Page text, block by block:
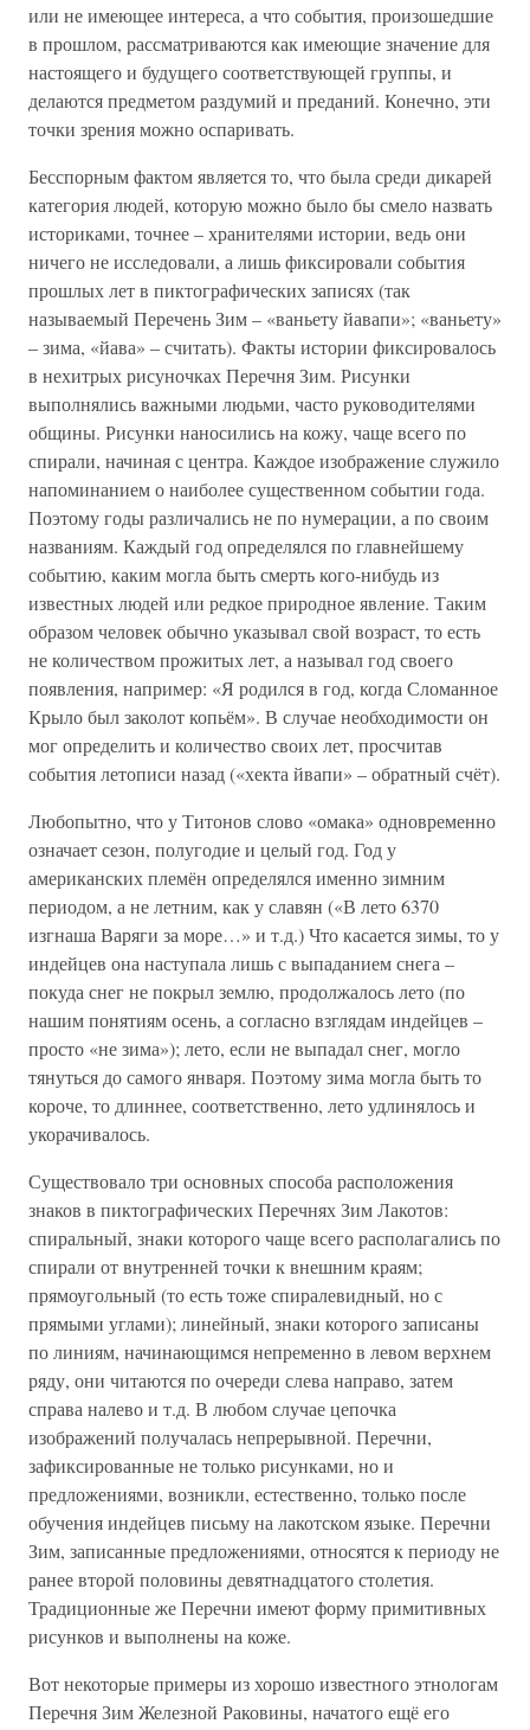
или не имеющее интереса, а что события, произошедшие
в прошлом, рассматриваются как имеющие значение для
настоящего и будущего соответствующей группы, и
делаются предметом раздумий и преданий. Конечно, эти
точки зрения можно оспаривать.
Бесспорным фактом является то, что была среди дикарей
категория людей, которую можно было бы смело назвать
историками, точнее – хранителями истории, ведь они
ничего не исследовали, а лишь фиксировали события
прошлых лет в пиктографических записях (так
называемый Перечень Зим – «ваньету йавапи»; «ваньету»
– зима, «йава» – считать). Факты истории фиксировалось
в нехитрых рисуночках Перечня Зим. Рисунки
выполнялись важными людьми, часто руководителями
общины. Рисунки наносились на кожу, чаще всего по
спирали, начиная с центра. Каждое изображение служило
напоминанием о наиболее существенном событии года.
Поэтому годы различались не по нумерации, а по своим
названиям. Каждый год определялся по главнейшему
событию, каким могла быть смерть кого-нибудь из
известных людей или редкое природное явление. Таким
образом человек обычно указывал свой возраст, то есть
не количеством прожитых лет, а называл год своего
появления, например: «Я родился в год, когда Сломанное
Крыло был заколот копьём». В случае необходимости он
мог определить и количество своих лет, просчитав
события летописи назад («хекта йвапи» – обратный счёт).
Любопытно, что у Титонов слово «омака» одновременно
означает сезон, полугодие и целый год. Год у
американских племён определялся именно зимним
периодом, а не летним, как у славян («В лето 6370
изгнаша Варяги за море…» и т.д.) Что касается зимы, то у
индейцев она наступала лишь с выпаданием снега –
покуда снег не покрыл землю, продолжалось лето (по
нашим понятиям осень, а согласно взглядам индейцев –
просто «не зима»); лето, если не выпадал снег, могло
тянуться до самого января. Поэтому зима могла быть то
короче, то длиннее, соответственно, лето удлинялось и
укорачивалось.
Существовало три основных способа расположения
знаков в пиктографических Перечнях Зим Лакотов:
спиральный, знаки которого чаще всего располагались по
спирали от внутренней точки к внешним краям;
прямоугольный (то есть тоже спиралевидный, но с
прямыми углами); линейный, знаки которого записаны
по линиям, начинающимся непременно в левом верхнем
ряду, они читаются по очереди слева направо, затем
справа налево и т.д. В любом случае цепочка
изображений получалась непрерывной. Перечни,
зафиксированные не только рисунками, но и
предложениями, возникли, естественно, только после
обучения индейцев письму на лакотском языке. Перечни
Зим, записанные предложениями, относятся к периоду не
ранее второй половины девятнадцатого столетия.
Традиционные же Перечни имеют форму примитивных
рисунков и выполнены на коже.
Вот некоторые примеры из хорошо известного этнологам
Перечня Зим Железной Раковины, начатого ещё его